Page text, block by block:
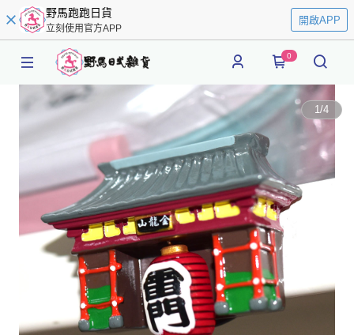
野馬跑跑日貨
立刻使用官方APP
開啟APP
0
1/4